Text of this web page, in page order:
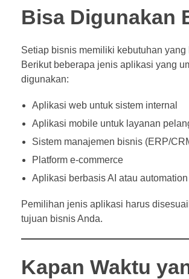
Bisa Digunakan
Setiap bisnis memiliki kebutuhan yang
Berikut beberapa jenis aplikasi yang
digunakan:
Aplikasi web untuk sistem internal
Aplikasi mobile untuk layanan
Sistem manajemen bisnis (ERP/
Platform e-commerce
Aplikasi berbasis AI atau automation
Pemilihan jenis aplikasi harus
tujuan bisnis Anda.
Kapan Waktu